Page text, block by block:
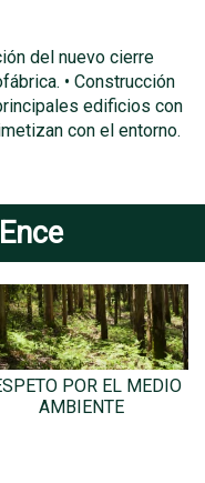
del nuevo cierre
• Construcción
edificios con
con el entorno.
POR EL MEDIO
AMBIENTE